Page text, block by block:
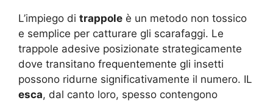
L’impiego di trappole è un metodo non tossico
e semplice per catturare gli scarafaggi. Le
trappole adesive posizionate strategicamente
dove transitano frequentemente gli insetti
possono ridurne significativamente il numero. IL
esca, dal canto loro, spesso contengono